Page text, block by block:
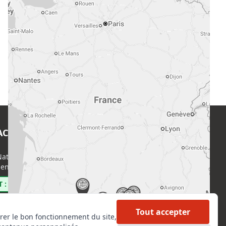
le bon fonctionnement du site,
Tout accepter
de l’Expertise (CNE)
Regnault, 75014 Paris
: 0800 00 80 89
EN SAVOIR PLUS
Formations
Nous rejoindre
Partenaires
Le C.N.E.